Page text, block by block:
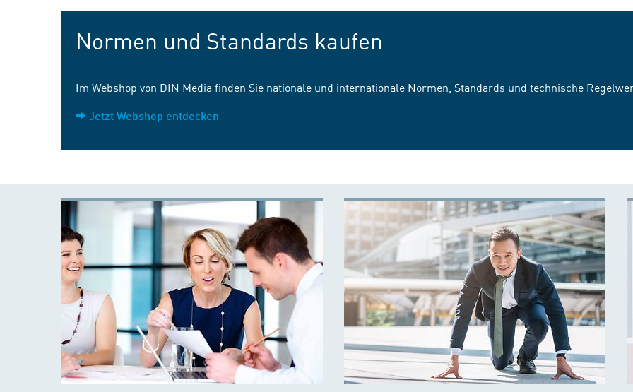
Normen und Standards kaufen
Im Webshop von DIN Media finden Sie nationale und internationale Normen, Standards und technische
Jetzt Webshop entdecken